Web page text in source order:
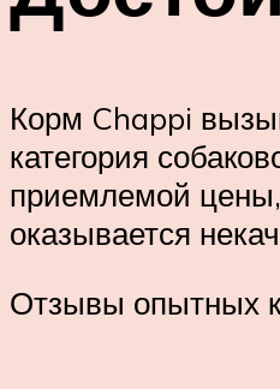
Корм Chappi
категория
приемлемой цены,
оказывается
Отзывы опытных